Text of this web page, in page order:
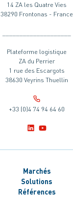
14 ZA les Quatre Vies
38290 Frontonas - France
Plateforme logistique
ZA du Perrier
1 rue des Escargots
38630 Veyrins Thuellin
+33 (0)4 74 94 64 60
Marchés
Solutions
Références